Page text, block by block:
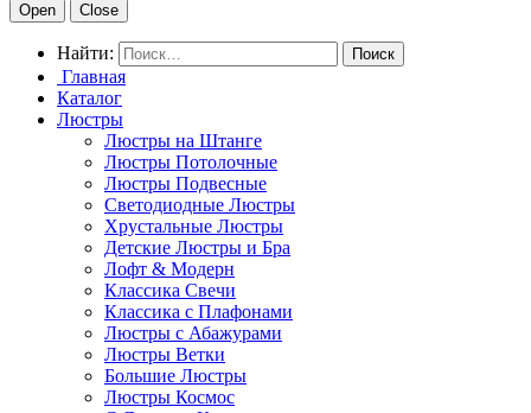
Open Close
Найти:
Главная
Каталог
Люстры
Люстры на Штанге
Люстры Потолочные
Люстры Подвесные
Светодиодные Люстры
Хрустальные Люстры
Детские Люстры и Бра
Лофт & Модерн
Классика Свечи
Классика с Плафонами
Люстры с Абажурами
Люстры Ветки
Большие Люстры
Люстры Космос